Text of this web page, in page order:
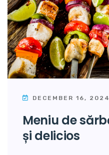
DECEMBER 16, 2024
meniu de sărbătoare, sănătos
și delicios